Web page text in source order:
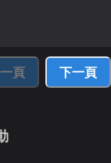
一頁 下一頁